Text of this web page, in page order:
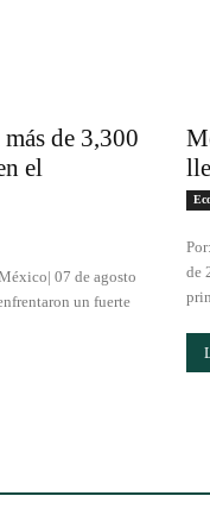
de 3,300
el
07 de agosto
un fuerte
de